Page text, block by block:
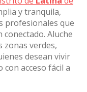
y tranquila,
profesionales que
Aluche
zonas verdes,
desean vivir
acceso fácil a